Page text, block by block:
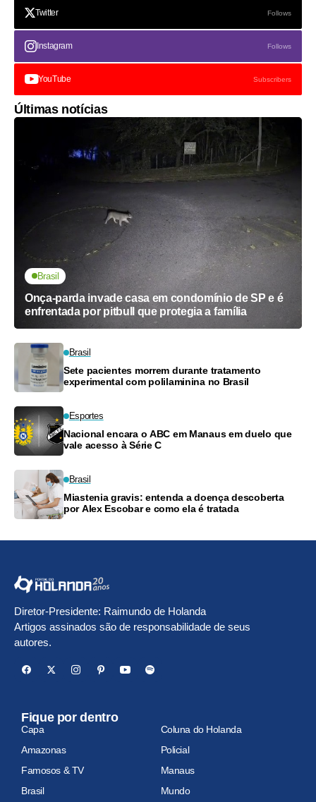
Twitter Follows
Instagram Follows
YouTube Subscribers
Últimas notícias
Brasil
Onça-parda invade casa em condomínio de SP e é
enfrentada por pitbull que protegia a família
Brasil
Sete pacientes morrem durante tratamento
experimental com polilaminina no Brasil
Esportes
Nacional encara o ABC em Manaus em duelo que
vale acesso à Série C
Brasil
Miastenia gravis: entenda a doença descoberta
por Alex Escobar e como ela é tratada
Diretor-Presidente: Raimundo de Holanda
Artigos assinados são de responsabilidade de seus
autores.
Fique por dentro
Capa
Coluna do Holanda
Amazonas
Policial
Famosos & TV
Manaus
Brasil
Mundo